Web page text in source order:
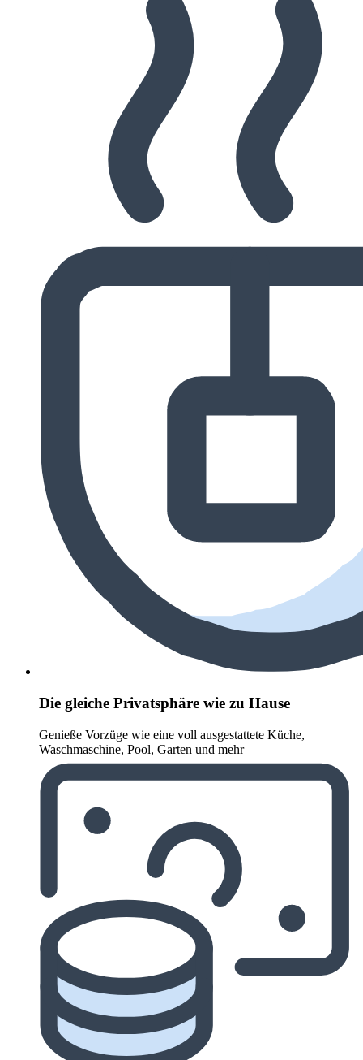
Die gleiche Privatsphäre wie zu Hause
Genieße Vorzüge wie eine voll ausgestattete Küche,
Waschmaschine, Pool, Garten und mehr